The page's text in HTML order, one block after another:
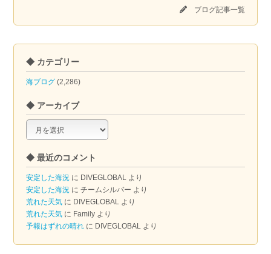
ブログ記事一覧
◆ カテゴリー
海ブログ (2,286)
◆ アーカイブ
ア
カ
イ
ブ
◆ 最近のコメント
安定した海況 に DIVEGLOBAL より
安定した海況 にチームシルバー より
荒れた天気 に DIVEGLOBAL より
荒れた天気 に Family より
予報はずれの晴れ に DIVEGLOBAL より